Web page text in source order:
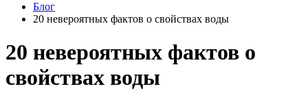
Блог
20 невероятных фактов о свойствах воды
20 невероятных фактов о
свойствах воды